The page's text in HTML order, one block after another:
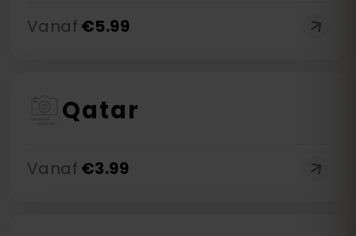
Vanaf €5.99
Qatar
Vanaf €3.99